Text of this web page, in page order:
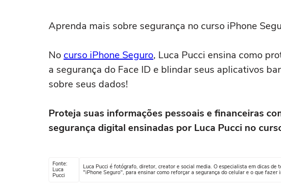
Aprenda mais sobre segurança no curso iPhone
No curso iPhone Seguro, Luca Pucci ensina como
a segurança do Face ID e blindar seus aplicativos
sobre seus dados!
Proteja suas informações pessoais e financeiras
segurança digital ensinadas por Luca Pucci no
Fonte:
Luca
Pucci
Luca Pucci é fotógrafo, diretor, creator e social media. O especialista em dicas de
"iPhone Seguro", para ensinar como reforçar a segurança do celular e o que fazer